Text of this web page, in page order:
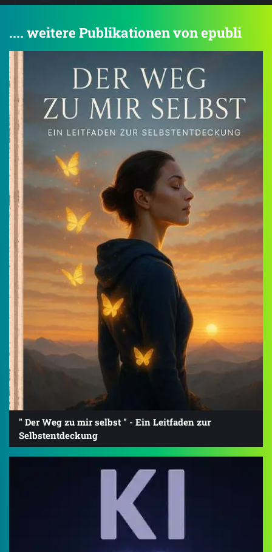
.... weitere Publikationen von epubli
" Der Weg zu mir selbst " - Ein Leitfaden zur
Selbstentdeckung